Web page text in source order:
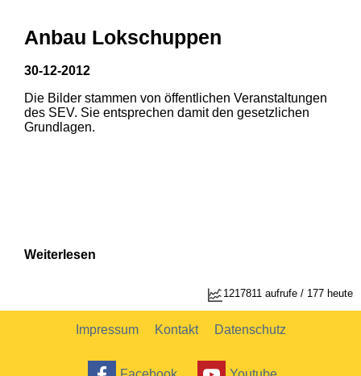
2
Anbau Lokschuppen
30-12-2012
Die Bilder stammen von öffentlichen Veranstaltungen
des SEV. Sie entsprechen damit den gesetzlichen
Grundlagen.
Weiterlesen
1217811 aufrufe / 177 heute
Impressum Kontakt Datenschutz